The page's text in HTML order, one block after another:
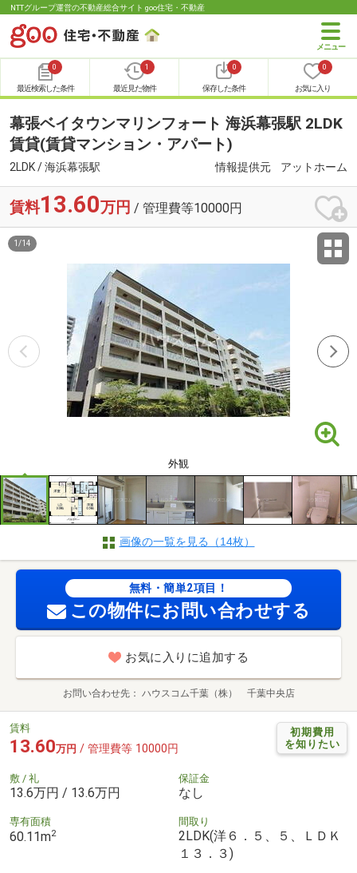
NTTグループ運営の不動産総合サイト goo住宅・不動産
0
最近検索した条件
1
最近見た物件
0
保存した条件
0
お気に入り
幕張ベイタウンマリンフォート 海浜幕張駅 2LDK
賃貸(賃貸マンション・アパート)
2LDK / 海浜幕張駅 情報提供元 アットホーム
賃料13.60万円 / 管理費等10000円
外観
1 /14
画像の一覧を見る（14枚）
無料・簡単2項目！
この物件にお問い合わせする
お気に入りに追加する
お問い合わせ先 ハウスコム千葉（株） 千葉中央店
初期費用
を知りたい
賃料
13.60万円 / 管理費等 10000円
敷 / 礼
13.6万円 / 13.6万円
保証金
なし
専有面積
60.11m2
間取り
2LDK(洋６．５、５、ＬＤＫ
１３．３)